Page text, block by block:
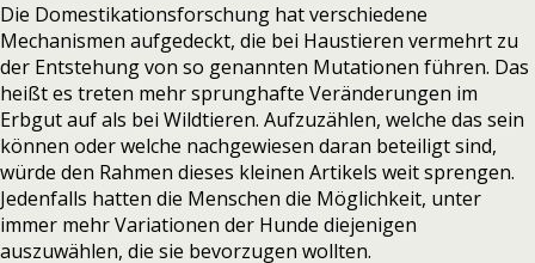
Die Domestikationsforschung hat verschiedene
Mechanismen aufgedeckt, die bei Haustieren vermehrt zu
der Entstehung von so genannten Mutationen führen. Das
heißt es treten mehr sprunghafte Veränderungen im
Erbgut auf als bei Wildtieren. Aufzuzählen, welche das sein
können oder welche nachgewiesen daran beteiligt sind,
würde den Rahmen dieses kleinen Artikels weit sprengen.
Jedenfalls hatten die Menschen die Möglichkeit, unter
immer mehr Variationen der Hunde diejenigen
auszuwählen, die sie bevorzugen wollten.